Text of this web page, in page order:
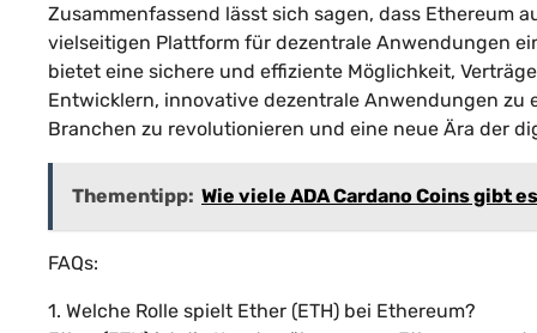
Zusammenfassend lässt sich sagen, dass Ethereum
vielseitigen Plattform für dezentrale Anwendungen
bietet eine sichere und effiziente Möglichkeit,
Entwicklern, innovative dezentrale Anwendungen zu
Branchen zu revolutionieren und eine neue Ära der
Thementipp: Wie viele ADA Cardano Coins gibt
FAQs:
1. Welche Rolle spielt Ether (ETH) bei Ethereum?